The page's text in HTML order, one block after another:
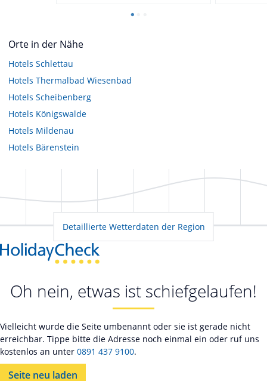
Orte in der Nähe
Hotels Schlettau
Hotels Thermalbad Wiesenbad
Hotels Scheibenberg
Hotels Königswalde
Hotels Mildenau
Hotels Bärenstein
Detaillierte Wetterdaten der Region
Oh nein, etwas ist schiefgelaufen!
Vielleicht wurde die Seite umbenannt oder sie ist gerade nicht
erreichbar. Tippe bitte die Adresse noch einmal ein oder ruf uns
kostenlos an unter 0891 437 9100.
Seite neu laden